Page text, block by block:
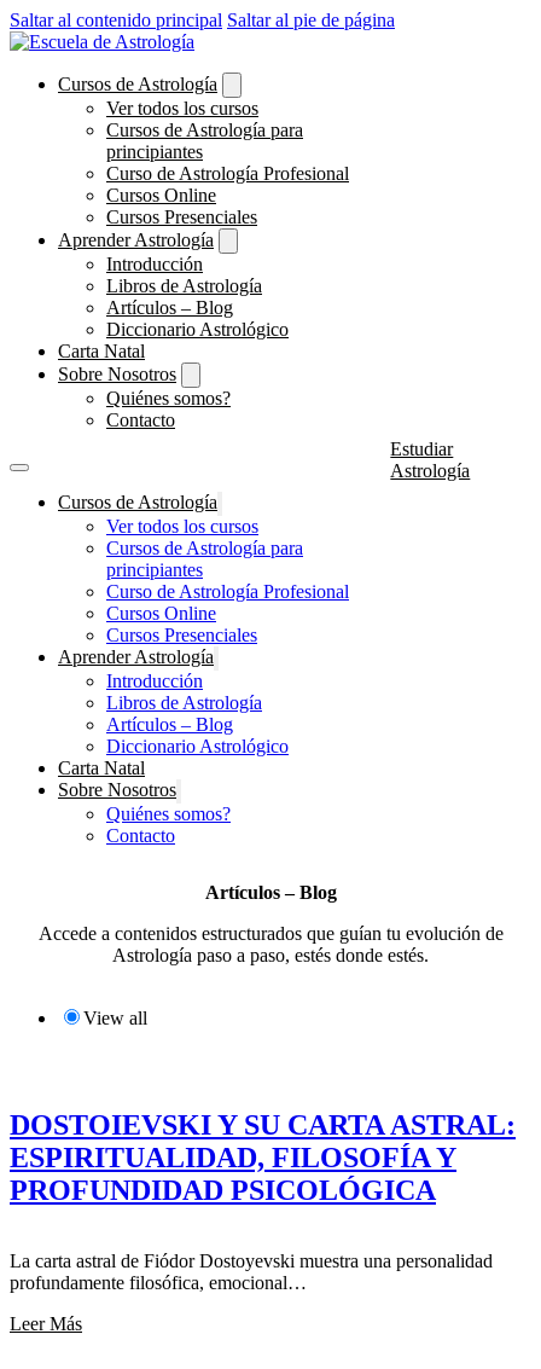
Saltar al contenido principal Saltar al pie de página
Cursos de Astrología
Ver todos los cursos
Cursos de Astrología para
principiantes
Curso de Astrología Profesional
Cursos Online
Cursos Presenciales
Aprender Astrología
Introducción
Libros de Astrología
Artículos – Blog
Diccionario Astrológico
Carta Natal
Sobre Nosotros
Quiénes somos?
Contacto
Cursos de Astrología
Ver todos los cursos
Cursos de Astrología para
principiantes
Curso de Astrología Profesional
Cursos Online
Cursos Presenciales
Aprender Astrología
Introducción
Libros de Astrología
Artículos – Blog
Diccionario Astrológico
Carta Natal
Sobre Nosotros
Quiénes somos?
Contacto
Estudiar
Astrología
Artículos – Blog
Accede a contenidos estructurados que guían tu evolución de
Astrología paso a paso, estés donde estés.
View all
DOSTOIEVSKI Y SU CARTA ASTRAL:
ESPIRITUALIDAD, FILOSOFÍA Y
PROFUNDIDAD PSICOLÓGICA
La carta astral de Fiódor Dostoyevski muestra una personalidad
profundamente filosófica, emocional…
Leer Más